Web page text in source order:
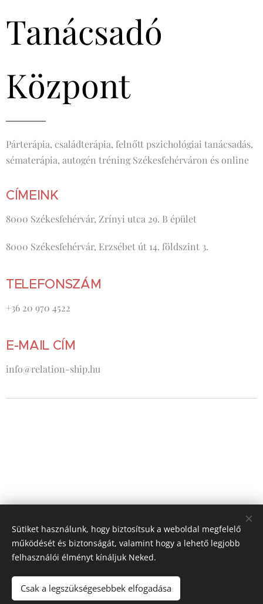
Tanácsadó
Központ
Párterápia, családterápia, felnőtt pszichológiai tanácsadás,
sématerápia, autogén tréning Székesfehérváron és online
CÍMEINK
8000 Székesfehérvár, Zrínyi utca 29. B épület
8000 Székesfehérvár, Erzsébet út 14. földszint 3.
TELEFONSZÁM
+36 20 970 4522
E-MAIL CÍM
info@relation-ship.hu
Sütiket használunk, hogy biztosítsuk a weboldal megfelelő
működését és biztonságát, valamint hogy a lehető legjobb
felhasználói élményt kínáljuk Neked.
Csak a legszükségesebbek elfogadása